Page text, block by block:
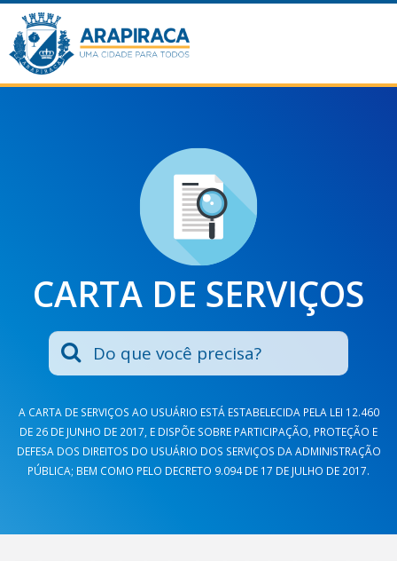
CARTA DE SERVIÇOS
A CARTA DE SERVIÇOS AO USUÁRIO ESTÁ ESTABELECIDA PELA LEI 12.460
DE 26 DE JUNHO DE 2017, E DISPÕE SOBRE PARTICIPAÇÃO, PROTEÇÃO E
DEFESA DOS DIREITOS DO USUÁRIO DOS SERVIÇOS DA ADMINISTRAÇÃO
PÚBLICA; BEM COMO PELO DECRETO 9.094 DE 17 DE JULHO DE 2017.